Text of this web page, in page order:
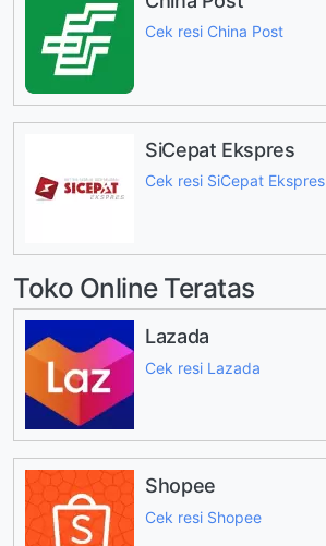
Cek resi China Post
SiCepat Ekspres
Cek resi SiCepat Ekspres
Toko Online Teratas
Lazada
Cek resi Lazada
Shopee
Cek resi Shopee